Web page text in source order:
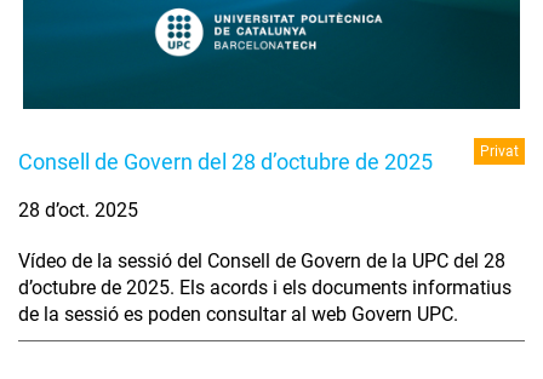
Consell de Govern del 28 d’octubre de 2025 Privat
28 d’oct. 2025
Vídeo de la sessió del Consell de Govern de la UPC del 28
d’octubre de 2025. Els acords i els documents informatius
de la sessió es poden consultar al web Govern UPC.